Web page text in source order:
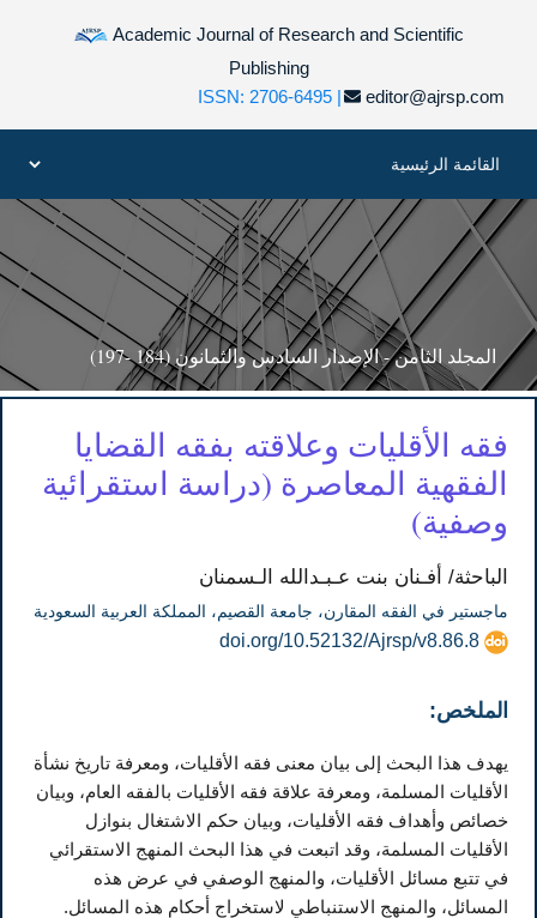
Academic Journal of Research and Scientific
Publishing
editor@ajrsp.com
ISSN: 2706-6495 |
المجلد الثامن - الإصدار السادس والثمانون (184 -197)
فقه الأقليات وعلاقته بفقه القضايا
الفقهية المعاصرة (دراسة استقرائية
وصفية)
الباحثة/ أفـنان بنت عـبـدالله الـسمنان
ماجستير في الفقه المقارن، جامعة القصيم، المملكة العربية السعودية
doi.org/10.52132/Ajrsp/v8.86.8
الملخص:
يهدف هذا البحث إلى بيان معنى فقه الأقليات، ومعرفة تاريخ نشأة
الأقليات المسلمة، ومعرفة علاقة فقه الأقليات بالفقه العام، وبيان
خصائص وأهداف فقه الأقليات، وبيان حكم الاشتغال بنوازل
الأقليات المسلمة، وقد اتبعت في هذا البحث المنهج الاستقرائي
في تتبع مسائل الأقليات، والمنهج الوصفي في عرض هذه
المسائل، والمنهج الاستنباطي لاستخراج أحكام هذه المسائل.